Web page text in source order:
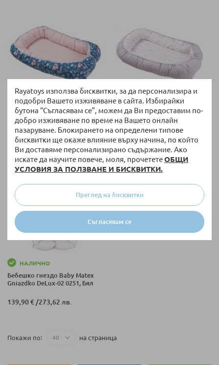
Rayatoys използва бисквитки, за да персонализира и
подобри Вашето изживяване в сайта. Избирайки
бутона “Съгласявам се”, можем да Ви предоставим по-
добро изживяване по време на Вашето онлайн
пазаруване. Блокирането на определени типове
бисквитки ще окаже влияние върху начина, по който
Ви доставяме персонализирано съдържание. Ако
искате да научите повече, моля, прочететеОБЩИ
УСЛОВИЯ ЗА ПОЛЗВАНЕ И БИСКВИТКИ.
Съгласявам се
Преглед на бисквитки
НАЛИЧНО
Бебешко гнездо Baby Matex
Prestige 0355, Гора
54,90 €/107,38 лв.
Бебешко гнездо Baby Matex
54,90 €/ 107,38 лв.
НАЛИЧНО
Бебешко гнездо Baby Matex
Gniazdko DeLux-02 0251, Бял
139,90 € /273,62 лв.
Покажи по на страница